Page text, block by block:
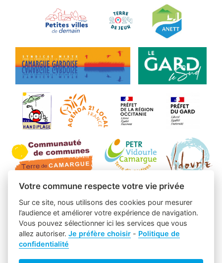
Votre commune respecte votre vie privée
Sur ce site, nous utilisons des cookies pour mesurer
l’audience et améliorer votre expérience de navigation.
Vous pouvez sélectionner ici les services que vous
allez autoriser.Je préfère choisir - Politique de
confidentialité